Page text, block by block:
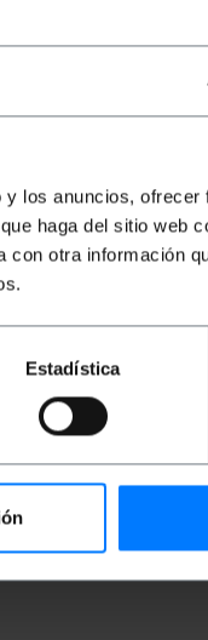
los anuncios,
haga del sitio web
otra información
Estadística
en el conector
por lo que hace
cuanto a diámetro